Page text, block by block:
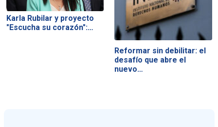
Karla Rubilar y proyecto
"Escucha su corazón":…
Reformar sin debilitar: el
desafío que abre el
nuevo…